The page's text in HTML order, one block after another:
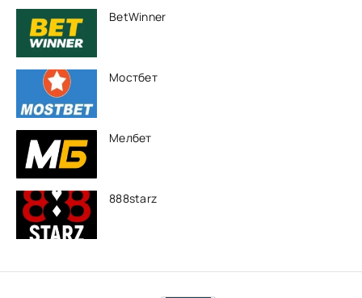
BetWinner
Мостбет
Мелбет
888starz